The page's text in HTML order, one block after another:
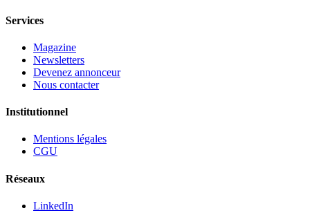
Services
Magazine
Newsletters
Devenez annonceur
Nous contacter
Institutionnel
Mentions légales
CGU
Réseaux
LinkedIn